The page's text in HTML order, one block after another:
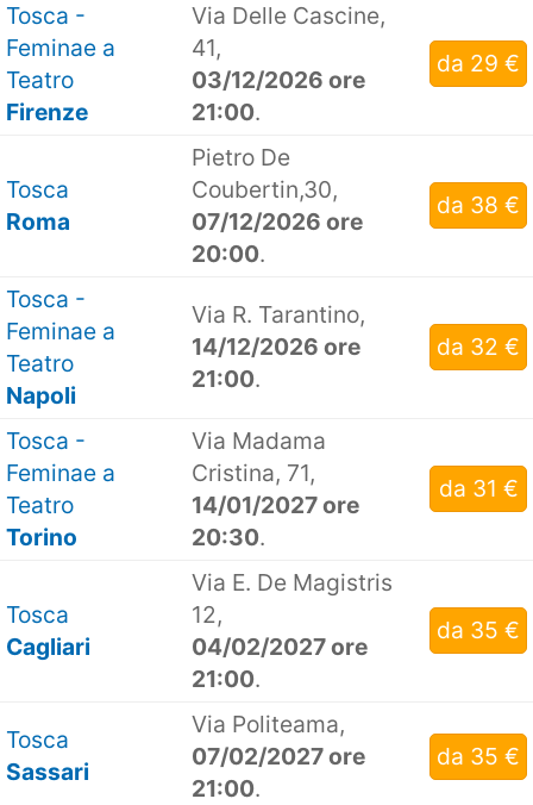
Tosca -
Feminae a
Teatro
Firenze
Via Delle Cascine,
41,
03/12/2026 ore
21:00.
da 29 €
Tosca
Roma
Pietro De
Coubertin,30,
07/12/2026 ore
20:00.
da 38 €
Tosca -
Feminae a
Teatro
Napoli
Via R. Tarantino,
14/12/2026 ore
21:00.
da 32 €
Tosca -
Feminae a
Teatro
Torino
Via Madama
Cristina, 71,
14/01/2027 ore
20:30.
da 31 €
Tosca
Cagliari
Via E. De Magistris
12,
04/02/2027 ore
21:00.
da 35 €
Tosca
Sassari
Via Politeama,
07/02/2027 ore
21:00.
da 35 €